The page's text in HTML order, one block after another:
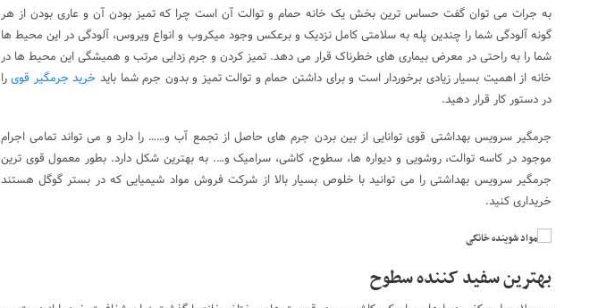
به جرات می توان گفت حساس ترین بخش یک خانه حمام و توالت آن است چرا که تمیز بودن آن و عاری بودن از هر
گونه آلودگی شما را چندین پله به سلامتی کامل نزدیک و برعکس وجود میکروب و انواع ویروس، آلودگی در این محیط ها
شما را به راحتی در معرض بیماری های خطرناک قرار می دهد. تمیز کردن و جرم زدایی مرتب و همیشگی این محیط ها در
خانه از اهمیت بسیار زیادی برخوردار است و برای داشتن حمام و توالت تمیز و بدون جرم شما باید خرید جرمگیر قویرا
در دستور کار قرار دهید.
جرمگیر سرویس بهداشتی قوی توانایی از بین بردن جرم های حاصل از تجمع آب و…… را دارد و می تواند تمامی اجرام
موجود در کاسه توالت، روشویی و دیواره ها، سطوح، کاشی، سرامیک و…. به بهترین شکل دارد. بطور معمول قوی ترین
جرمگیر سرویس بهداشتی را می توانید با خلوص بسیار بالا از شرکت فروش مواد شیمیایی که در بستر گوگل هستند
خریداری کنید.
بهترین سفید کننده سطوح